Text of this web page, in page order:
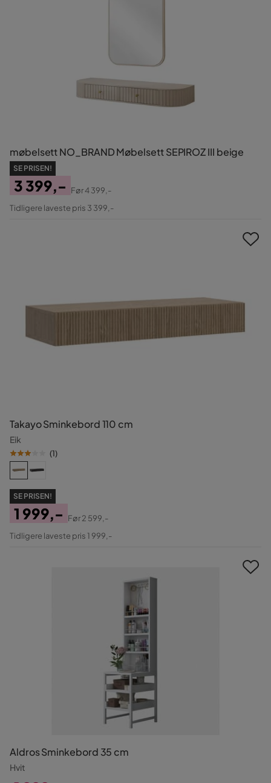
møbelsett NO_BRAND Møbelsett SEPIROZ III beige
SE PRISEN!
Pris
3 399,-
Original
Før4 399,-
Tidligere laveste pris 3 399,-
Takayo Sminkebord 110 cm
Eik
(1)
SE PRISEN!
Pris
1 999,-
Original
Før2 599,-
Tidligere laveste pris 1 999,-
Aldros Sminkebord 35 cm
Hvit